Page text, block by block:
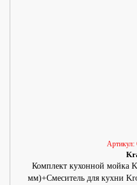
Артикул:
Комплект кухонной мойка
мм)+Смеситель для кухни